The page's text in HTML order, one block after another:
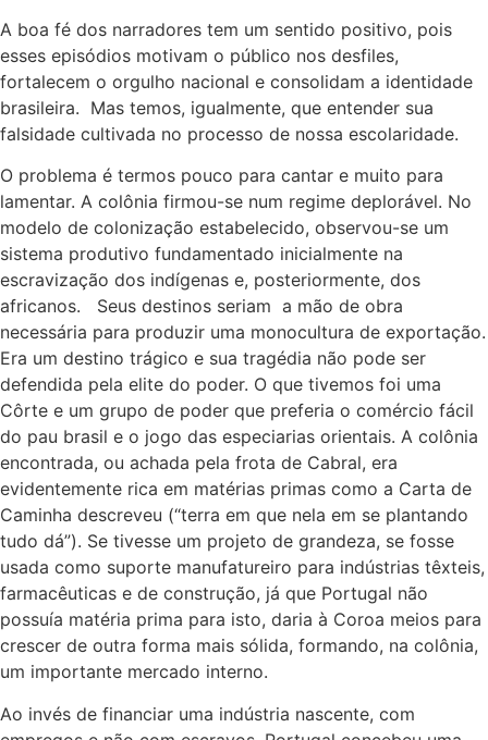
A boa fé dos narradores tem um sentido positivo, pois
esses episódios motivam o público nos desfiles,
fortalecem o orgulho nacional e consolidam a identidade
brasileira. Mas temos, igualmente, que entender sua
falsidade cultivada no processo de nossa escolaridade.
O problema é termos pouco para cantar e muito para
lamentar. A colônia firmou-se num regime deplorável. No
modelo de colonização estabelecido, observou-se um
sistema produtivo fundamentado inicialmente na
escravização dos indígenas e, posteriormente, dos
africanos. Seus destinos seriam a mão de obra
necessária para produzir uma monocultura de exportação.
Era um destino trágico e sua tragédia não pode ser
defendida pela elite do poder. O que tivemos foi uma
Côrte e um grupo de poder que preferia o comércio fácil
do pau brasil e o jogo das especiarias orientais. A colônia
encontrada, ou achada pela frota de Cabral, era
evidentemente rica em matérias primas como a Carta de
Caminha descreveu (“terra em que nela em se plantando
tudo dá”). Se tivesse um projeto de grandeza, se fosse
usada como suporte manufatureiro para indústrias têxteis,
farmacêuticas e de construção, já que Portugal não
possuía matéria prima para isto, daria à Coroa meios para
crescer de outra forma mais sólida, formando, na colônia,
um importante mercado interno.
Ao invés de financiar uma indústria nascente, com